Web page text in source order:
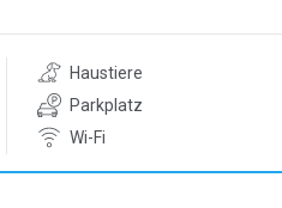
Haustiere
Parkplatz
Wi-Fi